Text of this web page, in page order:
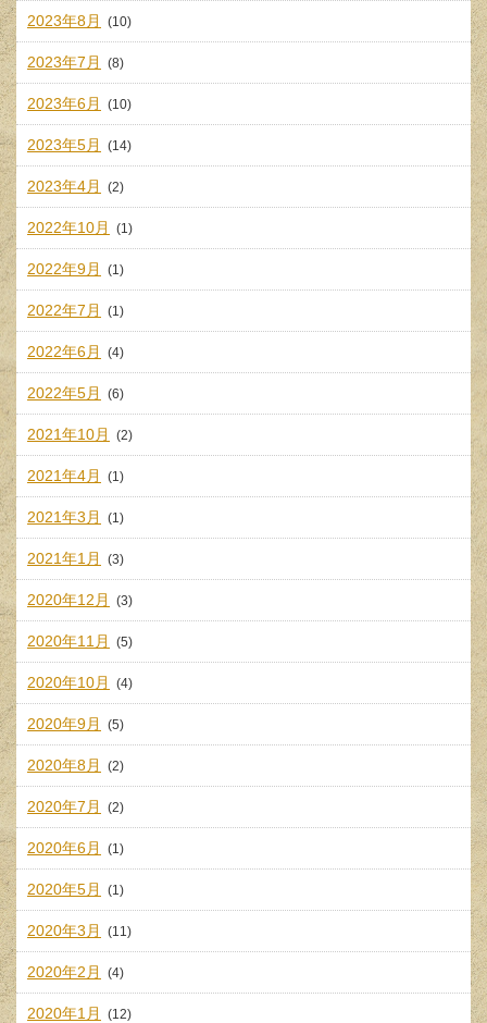
2023年8月 (10)
2023年7月 (8)
2023年6月 (10)
2023年5月 (14)
2023年4月 (2)
2022年10月 (1)
2022年9月 (1)
2022年7月 (1)
2022年6月 (4)
2022年5月 (6)
2021年10月 (2)
2021年4月 (1)
2021年3月 (1)
2021年1月 (3)
2020年12月 (3)
2020年11月 (5)
2020年10月 (4)
2020年9月 (5)
2020年8月 (2)
2020年7月 (2)
2020年6月 (1)
2020年5月 (1)
2020年3月 (11)
2020年2月 (4)
2020年1月 (12)